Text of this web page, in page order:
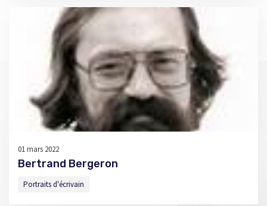
01 mars 2022
Bertrand Bergeron
Portraits d'écrivain